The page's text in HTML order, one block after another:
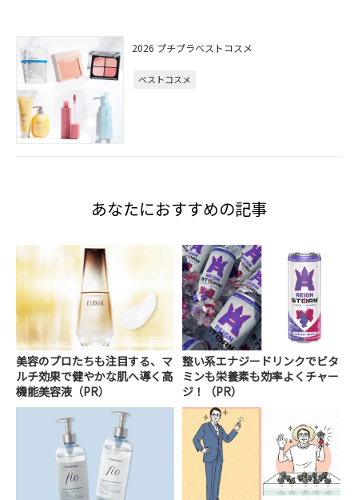
2026 プチプラベストコスメ
ベストコスメ
あなたにおすすめの記事
美容のプロたちも注目する、マ
ルチ効果で健やかな肌へ導く高
機能美容液（PR）
整い系エナジードリンクでビタ
ミンも栄養素も効率よくチャー
ジ！（PR）